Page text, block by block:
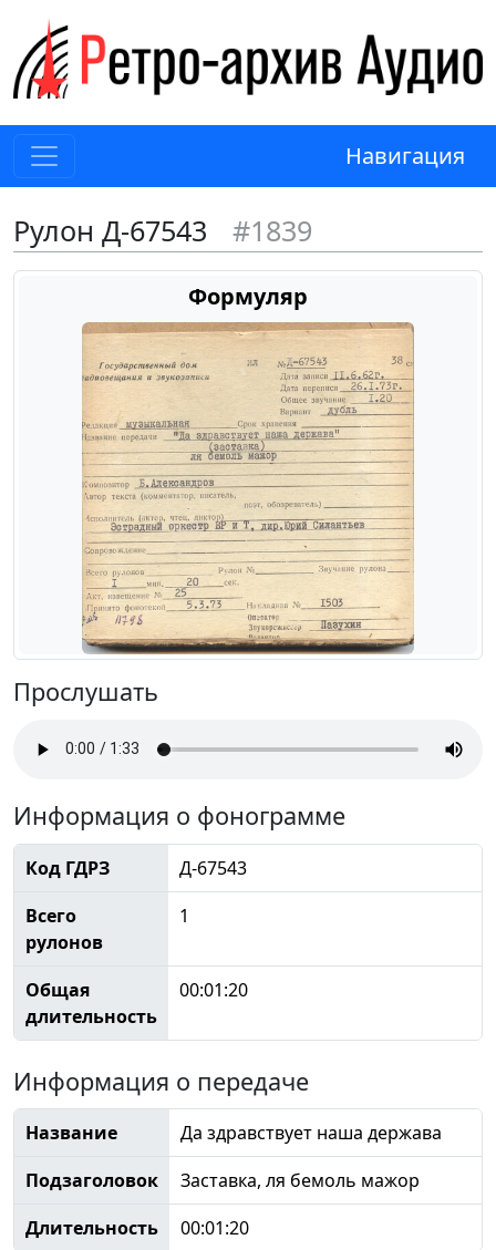
Навигация
Рулон Д-67543 #1839
Формуляр
Прослушать
Информация о фонограмме
Код ГДРЗ
Д-67543
Всего
рулонов
1
Общая
длительность
00:01:20
Информация о передаче
Название
Да здравствует наша держава
Подзаголовок
Заставка, ля бемоль мажор
Длительность
00:01:20